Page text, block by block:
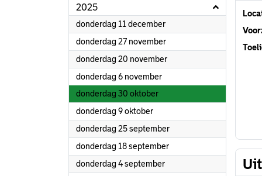
2025
donderdag 11 december2025
donderdag 27 november2025
donderdag 20 november2025
donderdag 6 november2025
donderdag 30 oktober2025
donderdag 9 oktober2025
donderdag 25 september2025
donderdag 18 september2025
donderdag 4 september2025